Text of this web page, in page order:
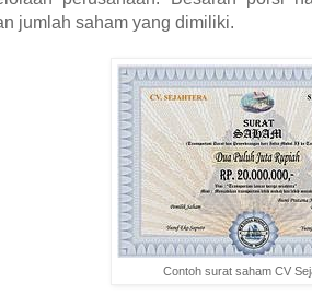
jumlah saham yang dimiliki.
Contoh surat saham CV